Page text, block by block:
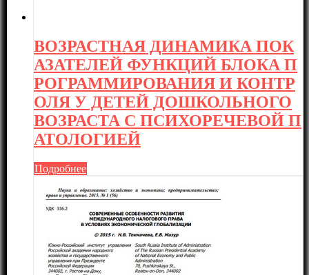
ВОЗРАСТНАЯ ДИНАМИКА ПОК
АЗАТЕЛЕЙ ФУНКЦИЙ БЛОКА П
РОГРАММИРОВАНИЯ И КОНТР
ОЛЯ У ДЕТЕЙ ДОШКОЛЬНОГО
ВОЗРАСТА С ПСИХОРЕЧЕВОЙ П
АТОЛОГИЕЙ
Подробнее